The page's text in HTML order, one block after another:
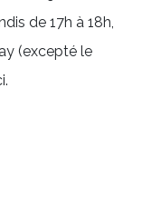
de 17h à 18h,
(excepté le